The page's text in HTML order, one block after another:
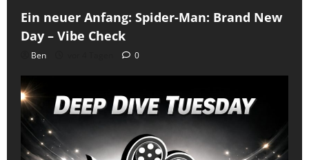
Ein neuer Anfang: Spider-Man: Brand New
Day – Vibe Check
Ben 0